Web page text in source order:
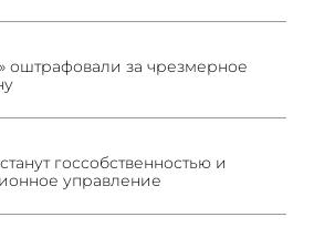
оштрафовали за чрезмерное
госсобственностью и
управление